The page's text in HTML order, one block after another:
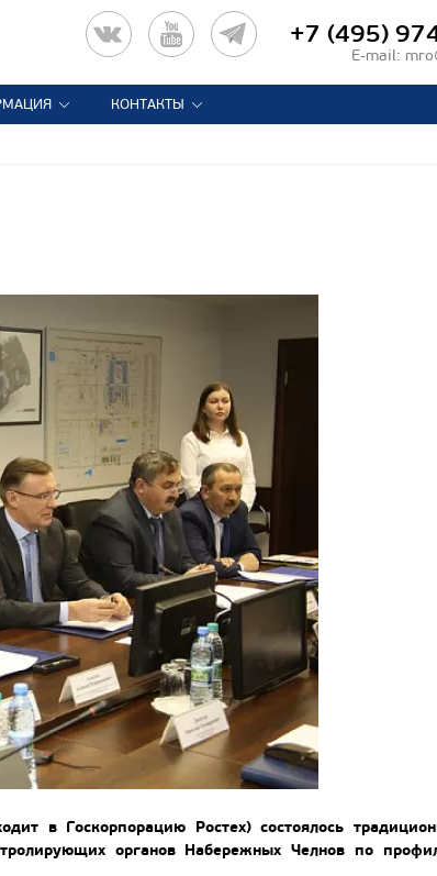
+7 (495)
E-mail:
КОНТАКТЫ
в Госкорпорацию Ростех) состоялось
органов Набережных Челнов по